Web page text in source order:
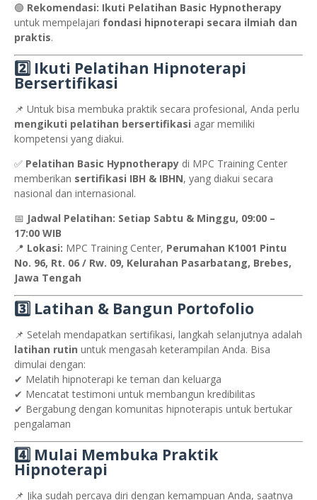
🟢 Rekomendasi: Ikuti Pelatihan Basic Hypnotherapy
untuk mempelajari fondasi hipnoterapi secara ilmiah dan
praktis.
2️⃣ Ikuti Pelatihan Hipnoterapi
Bersertifikasi
📌 Untuk bisa membuka praktik secara profesional, Anda perlu
mengikuti pelatihan bersertifikasi agar memiliki
kompetensi yang diakui.
✅ Pelatihan Basic Hypnotherapy di MPC Training Center
memberikan sertifikasi IBH & IBHN, yang diakui secara
nasional dan internasional.
📅 Jadwal Pelatihan: Setiap Sabtu & Minggu, 09:00 –
17:00 WIB
📍 Lokasi: MPC Training Center, Perumahan K1001 Pintu
No. 96, Rt. 06 / Rw. 09, Kelurahan Pasarbatang, Brebes,
Jawa Tengah
3️⃣ Latihan & Bangun Portofolio
📌 Setelah mendapatkan sertifikasi, langkah selanjutnya adalah
latihan rutin untuk mengasah keterampilan Anda. Bisa
dimulai dengan:
✔ Melatih hipnoterapi ke teman dan keluarga
✔ Mencatat testimoni untuk membangun kredibilitas
✔ Bergabung dengan komunitas hipnoterapis untuk bertukar
pengalaman
4️⃣ Mulai Membuka Praktik
Hipnoterapi
📌 Jika sudah percaya diri dengan kemampuan Anda, saatnya